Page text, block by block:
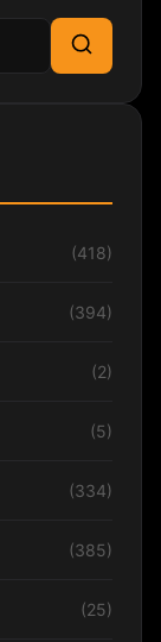
Cerca
(418)
(394)
(2)
(5)
(334)
(385)
(25)